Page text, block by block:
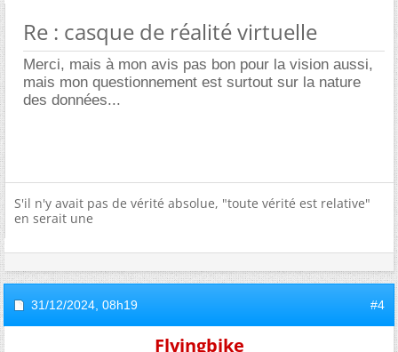
Re : casque de réalité virtuelle
Merci, mais à mon avis pas bon pour la vision aussi,
mais mon questionnement est surtout sur la nature
des données...
S'il n'y avait pas de vérité absolue, "toute vérité est relative"
en serait une
31/12/2024, 08h19 #4
Flyingbike